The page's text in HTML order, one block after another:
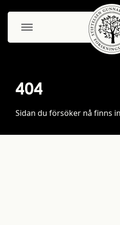
404
Sidan du försöker nå finns